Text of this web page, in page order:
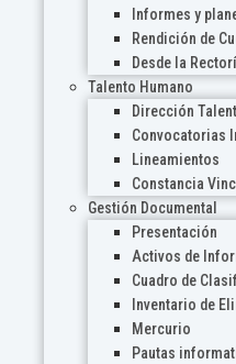
Informes y
Rendición de
Desde la
Talento Humano
Dirección
Convocatorias
Lineamientos
Constancia
Gestión Documental
Presentación
Activos de
Cuadro de
Inventario de
Mercurio
Pautas